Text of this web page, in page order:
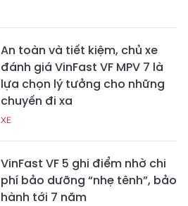
An toàn và tiết kiệm, chủ xe
đánh giá VinFast VF MPV 7 là
lựa chọn lý tưởng cho những
chuyến đi xa
XE
VinFast VF 5 ghi điểm nhờ chi
phí bảo dưỡng “nhẹ tênh”, bảo
hành tới 7 năm